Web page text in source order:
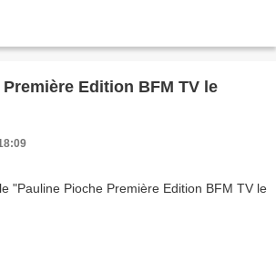
Edition BFM TV le